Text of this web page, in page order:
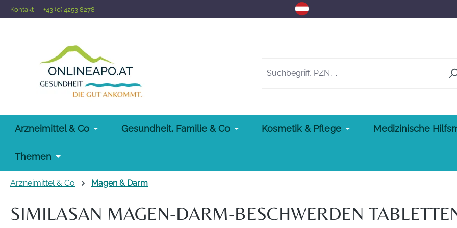
Hauptinhalt springen
Zur Suche springen
Zur Hauptnavigation springen
Kontakt +43 (0) 4253 8278
Arzneimittel & Co Gesundheit, Familie & Co Kosmetik & Pflege Medizinische
Themen
Arzneimittel & Co Magen & Darm
SIMILASAN MAGEN-DARM-BESCHWERDEN